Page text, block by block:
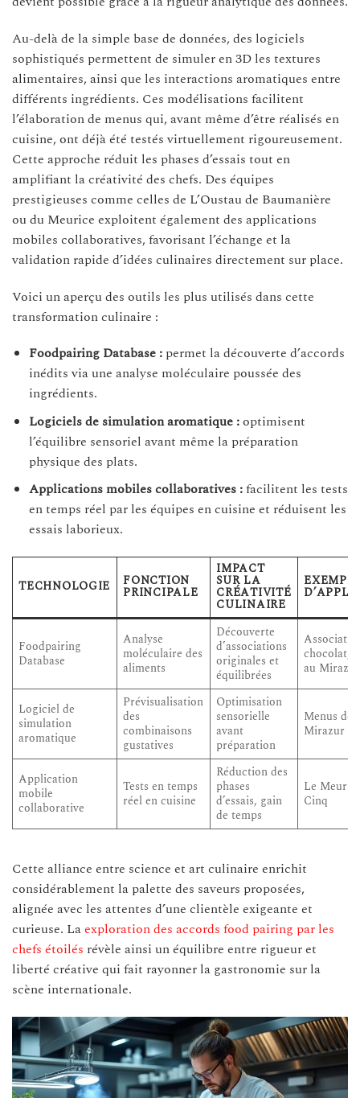
Au-delà de la simple base de données, des logiciels
sophistiqués permettent de simuler en 3D les textures
alimentaires, ainsi que les interactions aromatiques entre
différents ingrédients. Ces modélisations facilitent
l’élaboration de menus qui, avant même d’être réalisés en
cuisine, ont déjà été testés virtuellement rigoureusement.
Cette approche réduit les phases d’essais tout en
amplifiant la créativité des chefs. Des équipes
prestigieuses comme celles de L’Oustau de Baumanière
ou du Meurice exploitent également des applications
mobiles collaboratives, favorisant l’échange et la
validation rapide d’idées culinaires directement sur place.
Voici un aperçu des outils les plus utilisés dans cette
transformation culinaire :
Foodpairing Database :permet la découverte d’accords
inédits via une analyse moléculaire poussée des
ingrédients.
Logiciels de simulation aromatique :optimisent
l’équilibre sensoriel avant même la préparation
physique des plats.
Applications mobiles collaboratives :facilitent les tests
en temps réel par les équipes en cuisine et réduisent les
essais laborieux.
TECHNOLOGIE FONCTION
PRINCIPALE
IMPACT
SUR LA
CRÉATIVITÉ
CULINAIRE
Foodpairing
Database
Analyse
moléculaire des
aliments
Découverte
d’associations
originales et
équilibrées
chocolat,
au Mirazur
Logiciel de
simulation
aromatique
Prévisualisation
des
combinaisons
gustatives
Optimisation
sensorielle
avant
préparation
Menus de
Mirazur
Application
mobile
collaborative
Tests en temps
réel en cuisine
Réduction des
phases
d’essais, gain
de temps
Le
Cinq
Cette alliance entre science et art culinaire enrichit
considérablement la palette des saveurs proposées,
alignée avec les attentes d’une clientèle exigeante et
curieuse. Laexploration des accords food pairing par les
chefs étoilés révèle ainsi un équilibre entre rigueur et
liberté créative qui fait rayonner la gastronomie sur la
scène internationale.